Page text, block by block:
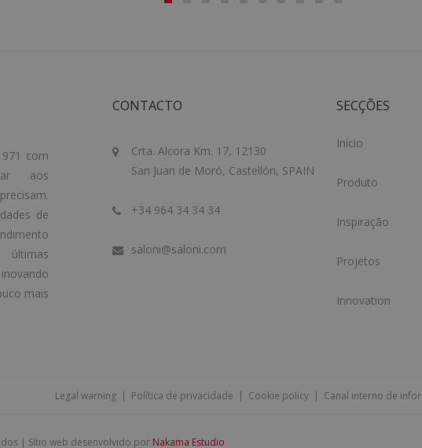
com
aos
de
mais
CONTACTO
Crta. Alcora Km. 17, 12130
San Juan de Moró, Castellón, SPAIN
+34 964 34 34 34
saloni@saloni.com
SECÇÕES
Início
Produto
Inspiração
Projetos
Innovation
Legal warning| Política de privacidade | Cookie policy| Canal interno de
| Sítio web desenvolvido por Nakama Estudio